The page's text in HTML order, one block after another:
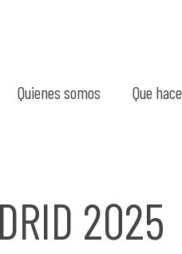
Quienes somos Que
2025